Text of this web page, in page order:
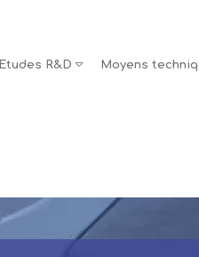
Etudes R&D Moyens